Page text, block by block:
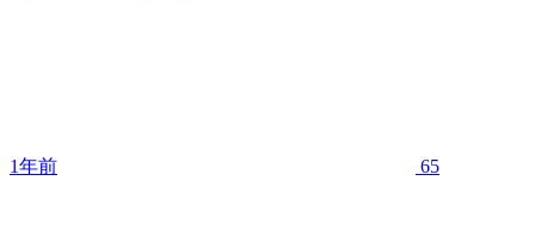
1年前 65